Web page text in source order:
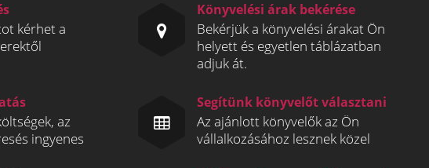
kérhet a
Könyvelési árak bekérése
Bekérjük a könyvelési árakat Ön
helyett és egyetlen táblázatban
adjuk át.
az
ingyenes
Segítünk könyvelőt választani
Az ajánlott könyvelők az Ön
vállalkozásához lesznek közel